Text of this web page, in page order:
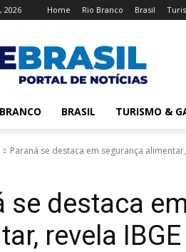
2026 Home Rio Branco Brasil
BRASIL TURISMO &
Paraná se destaca em segurança
se destaca
revela IBGE